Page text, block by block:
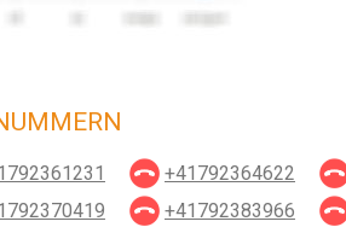
+41792364622
+41792383966